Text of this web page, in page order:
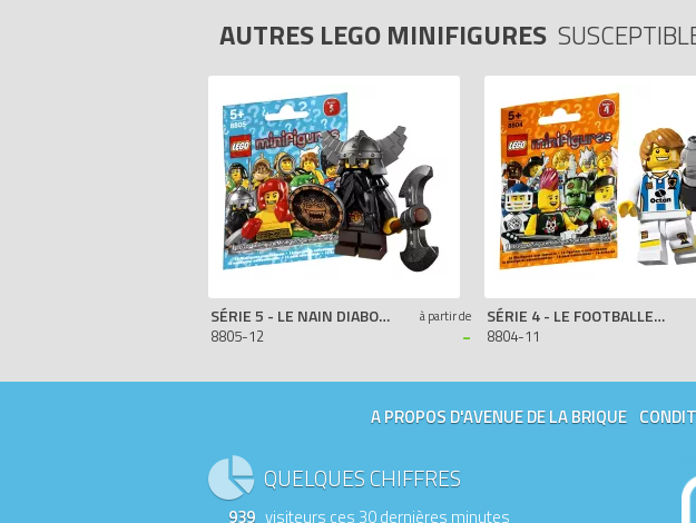
AUTRES LEGO MINIFIGURES
SÉRIE 5 - LE NAIN DIABOLIQUE
8805-12
à partir de
-
SÉRIE 4 - LE FOOTBALLEUR
8804-11
A PROPOS D'AVENUE DE LA BRIQUE
QUELQUES CHIFFRES
939 visiteurs ces 30 dernières minutes